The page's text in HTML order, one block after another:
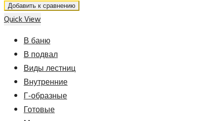
Добавить к сравнению
Quick View
В баню
В подвал
Виды лестниц
Внутренние
Г-образные
Готовые